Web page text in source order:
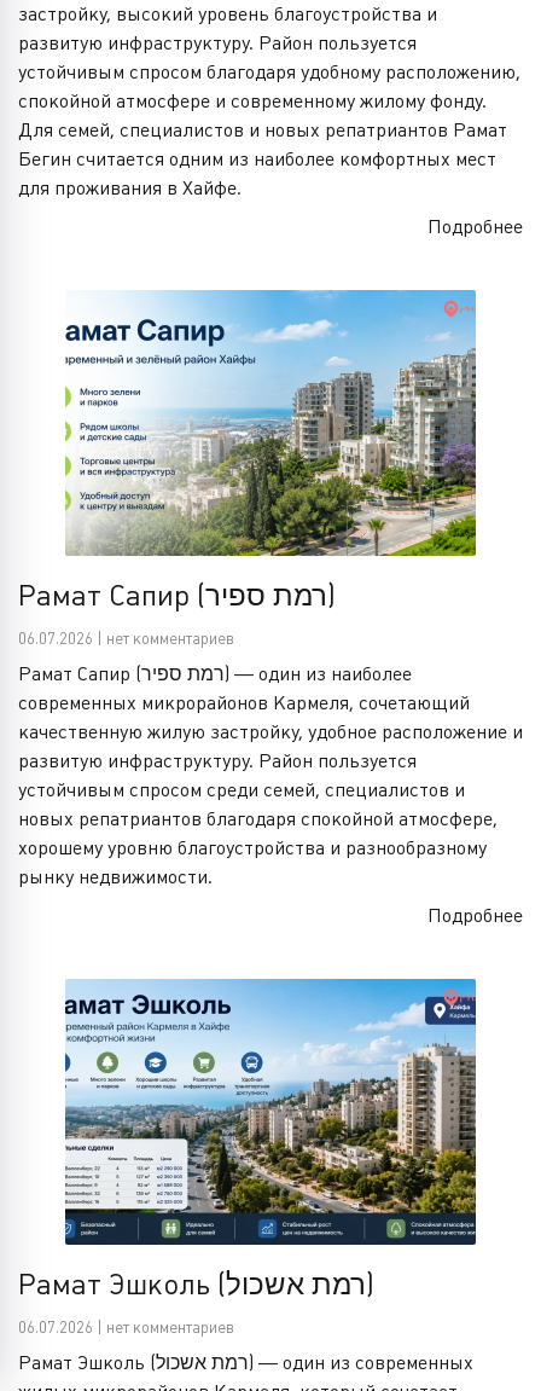
застройку, высокий уровень благоустройства и
развитую инфраструктуру. Район пользуется
устойчивым спросом благодаря удобному расположению,
спокойной атмосфере и современному жилому фонду.
Для семей, специалистов и новых репатриантов Рамат
Бегин считается одним из наиболее комфортных мест
для проживания в Хайфе.
Подробнее
Рамат Сапир (רמת ספיר)
06.07.2026 | нет комментариев
Рамат Сапир (רמת ספיר) — один из наиболее
современных микрорайонов Кармеля, сочетающий
качественную жилую застройку, удобное расположение и
развитую инфраструктуру. Район пользуется
устойчивым спросом среди семей, специалистов и
новых репатриантов благодаря спокойной атмосфере,
хорошему уровню благоустройства и разнообразному
рынку недвижимости.
Подробнее
Рамат Эшколь (רמת אשכול)
06.07.2026 | нет комментариев
Рамат Эшколь (רמת אשכול) — один из современных